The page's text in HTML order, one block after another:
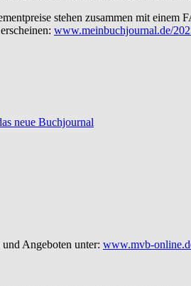
stehen zusammen mit
www.meinbuchjournal.de/
neue Buchjournal
Angeboten unter: www.mvb-